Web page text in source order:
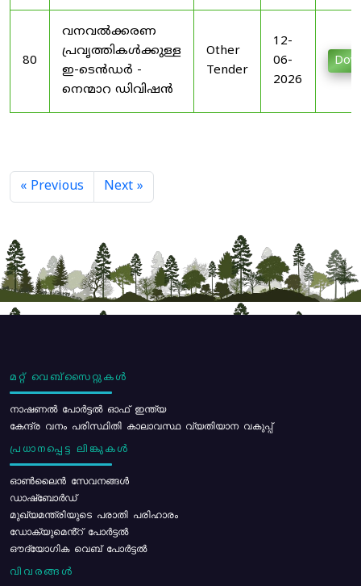
80
വനവൽക്കരണ
പ്രവൃത്തികൾക്കുള്ള
ഇ-ടെൻഡർ -
നെന്മാറ ഡിവിഷൻ
Other
Tender
12-
06-
2026
« Previous Next »
മറ്റ് വെബ്സൈറ്റുകൾ
നാഷണൽ പോർട്ടൽ ഓഫ് ഇന്ത്യ
കേന്ദ്ര വനം പരിസ്ഥിതി കാലാവസ്ഥ വ്യതിയാന വകുപ്പ്
പ്രധാനപ്പെട്ട ലിങ്കുകൾ
ഓൺലൈൻ സേവനങ്ങൾ
ഡാഷ്ബോർഡ്
മുഖ്യമന്ത്രിയുടെ പരാതി പരിഹാരം
ഡോക്യുമെൻ്റ് പോർട്ടൽ
ഔദ്യോഗിക വെബ് പോർട്ടൽ
വിവരങ്ങൾ